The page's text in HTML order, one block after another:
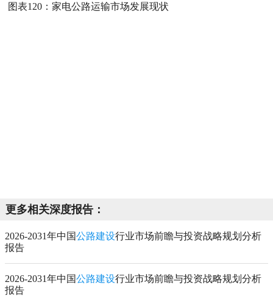
图表120：家电公路运输市场发展现状
更多相关深度报告：
2026-2031年中国公路建设行业市场前瞻与投资战略规划分析
报告
2026-2031年中国公路建设行业市场前瞻与投资战略规划分析
报告